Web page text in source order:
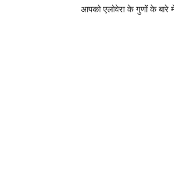
आपको एलोवेरा के गुणों के बारे